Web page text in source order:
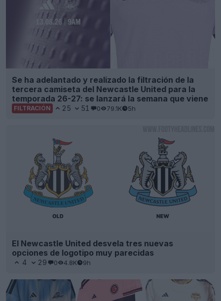
temporada 26-27: se lanzará la semana que viene
FILTRACIÓN 25
El Newcastle United desvela tres nuevas
opciones de logotipo muy parecidas
29 0 4.8K 9h